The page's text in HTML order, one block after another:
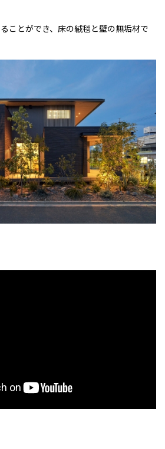
ことができ、床の絨毯と壁の無垢材で